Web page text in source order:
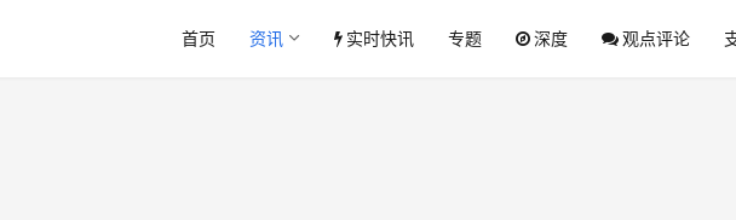
首页 资讯 实时快讯 专题 深度 观点评论